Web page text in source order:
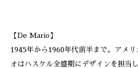
【De Mario】
1945年から1960年代前半まで。アメリ
オはハスケル全盛期にデザインを担当